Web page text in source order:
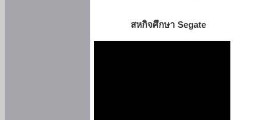
สหกิจศึกษา Segate